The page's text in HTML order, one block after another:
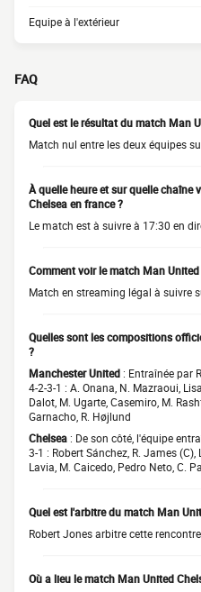
Equipe à l'extérieur
FAQ
Quel est le résultat du match Man
Match nul entre les deux équipes
À quelle heure et sur quelle chaîne
Chelsea en france ?
Le match est à suivre à 17:30 en
Comment voir le match Man
Match en streaming légal à suivre
Quelles sont les compositions
?
Manchester United : Entraînée par
4-2-3-1 : A. Onana, N. Mazraoui,
Dalot, M. Ugarte, Casemiro, M.
Garnacho, R. Højlund
Chelsea : De son côté, l'équipe
3-1 : Robert Sánchez, R. James (C),
Lavia, M. Caicedo, Pedro Neto, C.
Quel est l'arbitre du match Man
Robert Jones arbitre cette rencontre
Où a lieu le match Man United